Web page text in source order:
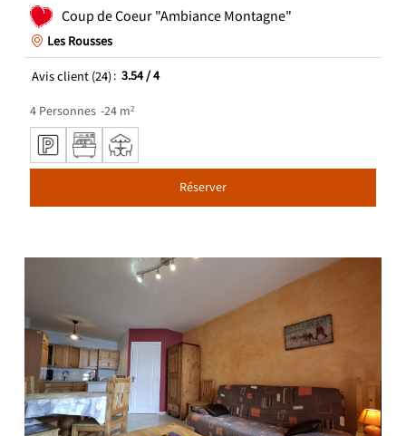
Coup de Coeur "Ambiance Montagne"
Les Rousses
Avis client(24) 3.54/ 4
4 Personnes 24 m²
Réserver